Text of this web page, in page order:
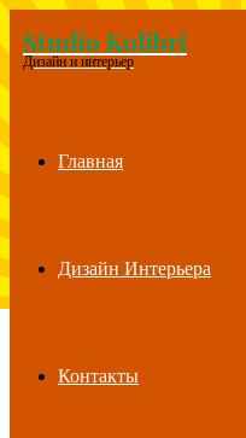
Menu
Studio Kolibri
Дизайн и интерьер
Главная
Дизайн Интерьера
Контакты